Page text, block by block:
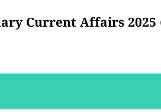
Current Affairs 2025